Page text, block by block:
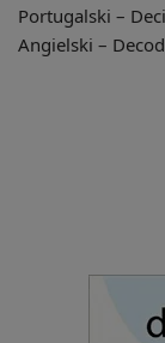
Portugalski –
Angielski –